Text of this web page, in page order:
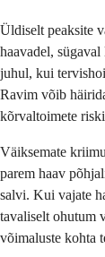
Üldiselt peaksite
haavadel,
juhul, kui
Ravim võib
kõrvaltoimete
Väiksemate
parem haav
salvi. Kui vajate
tavaliselt ohutum
võimaluste kohta